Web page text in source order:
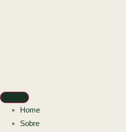
Home
Sobre